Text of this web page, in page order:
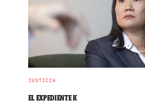
JUSTICIA
EL EXPEDIENTE K